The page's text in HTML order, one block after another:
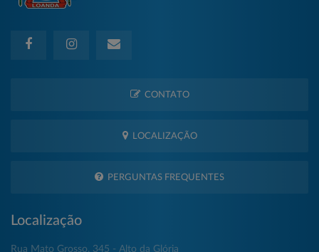
CONTATO
LOCALIZAÇÃO
PERGUNTAS FREQUENTES
Localização
Rua Mato Grosso, 345 - Alto da Glória